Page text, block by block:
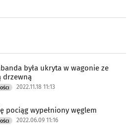
była ukryta w wagonie ze
drzewną
2022.11.18 11:13
pociąg wypełniony węglem
2022.06.09 11:16